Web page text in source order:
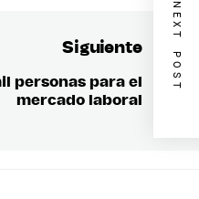
Siguiente
Entrada
personas para el
mercado laboral
NEXT POST